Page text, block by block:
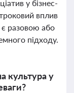
у бізнес-
вплив
є разовою або
підходу.
культура у